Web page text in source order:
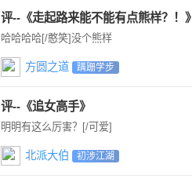
评--《走起路来能不能有点熊样？！》
哈哈哈哈[/憨笑]没个熊样
方圆之道 蹒跚学步
评--《追女高手》
明明有这么厉害？[/可爱]
北派大伯 初涉江湖